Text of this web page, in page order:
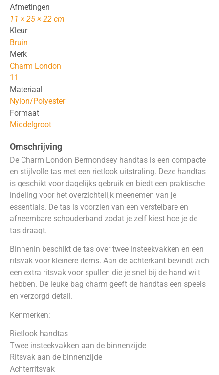
Afmetingen
11 × 25 × 22 cm
Kleur
Bruin
Merk
Charm London
11
Materiaal
Nylon/Polyester
Formaat
Middelgroot
Omschrijving
De Charm London Bermondsey handtas is een compacte
en stijlvolle tas met een rietlook uitstraling. Deze handtas
is geschikt voor dagelijks gebruik en biedt een praktische
indeling voor het overzichtelijk meenemen van je
essentials. De tas is voorzien van een verstelbare en
afneembare schouderband zodat je zelf kiest hoe je de
tas draagt.
Binnenin beschikt de tas over twee insteekvakken en een
ritsvak voor kleinere items. Aan de achterkant bevindt zich
een extra ritsvak voor spullen die je snel bij de hand wilt
hebben. De leuke bag charm geeft de handtas een speels
en verzorgd detail.
Kenmerken:
Rietlook handtas
Twee insteekvakken aan de binnenzijde
Ritsvak aan de binnenzijde
Achterritsvak